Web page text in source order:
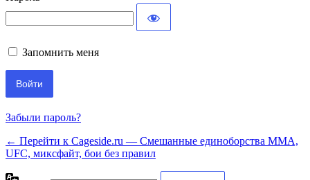
Запомнить меня
Забыли пароль?
← Перейти к Cageside.ru — Смешанные единоборства MMA,
UFC, миксфайт, бои без правил